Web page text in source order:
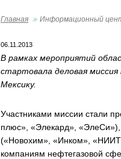
Главная Информационный
06.11.2013
В рамках мероприятий
стартовала деловая
Мексику.
Участниками миссии стали
плюс», «Элекард»,
(«Новохим», «Инком»,
компаниям нефтегазовой